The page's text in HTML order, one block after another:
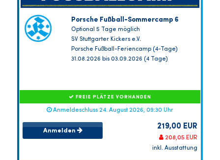
Porsche Fußball-Sommercamp 6
Optional 5 Tage möglich
SV Stuttgarter Kickers e.V.
Porsche Fußball-Feriencamp (4-Tage)
31.08.2026 bis 03.09.2026 (4 Tage)
FREIE PLÄTZE VORHANDEN
Anmeldeschluss 24. August 2026, 09:30 Uhr
Anmelden 219,00 EUR
208,05 EUR
inkl. Ausstattung